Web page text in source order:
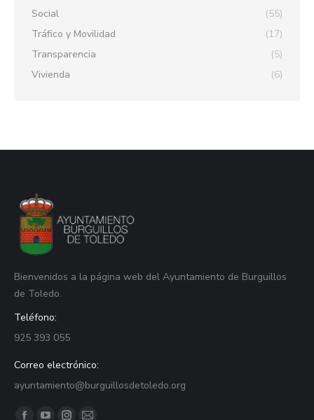
Social
(55)
Tráfico y Movilidad
(17)
Transparencia
(5)
Vivienda
(6)
Bienvenidos a la página web del Ayuntamiento de Burguillos
de Toledo.
Teléfono:
925 393 055
Correo electrónico:
ayuntamiento@burguillosdetoledo.org
Find us on: